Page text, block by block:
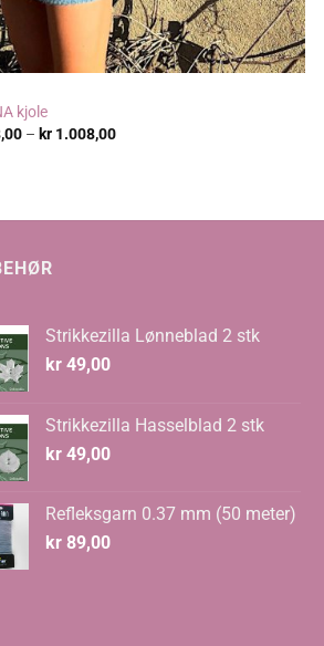
kjole
– kr 1.008,00Prisområde:
Strikkezilla Lønneblad 2 stk
kr 49,00
Strikkezilla Hasselblad 2 stk
kr 49,00
Refleksgarn 0.37 mm (50 meter)
kr 89,00